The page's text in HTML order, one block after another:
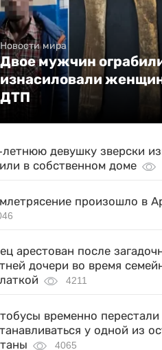
Новости мира
Двое мужчин
изнасиловали
ДТП
летнюю девушку зверски
в собственном доме
произошло в
арестован после
дочери во время
4211
временно перестали
у одной из
4065